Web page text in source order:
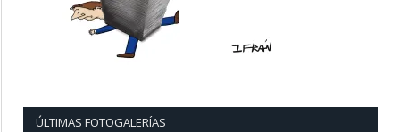
ÚLTIMAS FOTOGALERÍAS